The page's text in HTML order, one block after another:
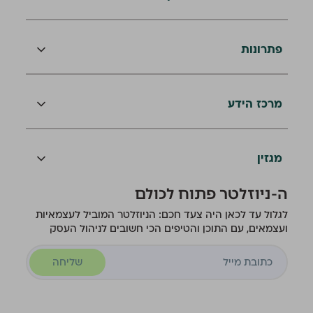
פתרונות
מרכז הידע
מגזין
ה-ניוזלטר פתוח לכולם
לגלול עד לכאן היה צעד חכם: הניוזלטר המוביל לעצמאיות
ועצמאים, עם התוכן והטיפים הכי חשובים לניהול העסק
שליחה